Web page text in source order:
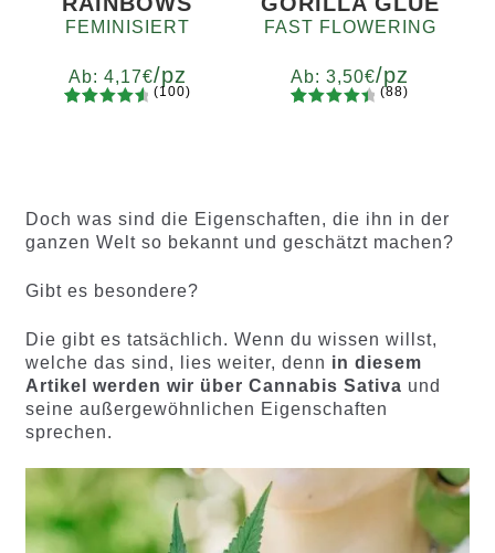
FEMINISIERT
Ab: 4,17€/pz
auf
Kundenb
en
(100)
FAST FLOWERING
Ab:3,50€/pz
d auf
Kundenb
(88)
Doch was sind die Eigenschaften, die ihn in der
ganzen Welt so bekannt und geschätzt machen?
Gibt es besondere?
Die gibt es tatsächlich. Wenn du wissen willst,
welche das sind, lies weiter, denn in diesem
Artikel werden wir über Cannabis Sativa und
seine außergewöhnlichen Eigenschaften
sprechen.